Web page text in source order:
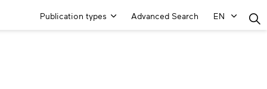
Main
Publication types Advanced Search EN